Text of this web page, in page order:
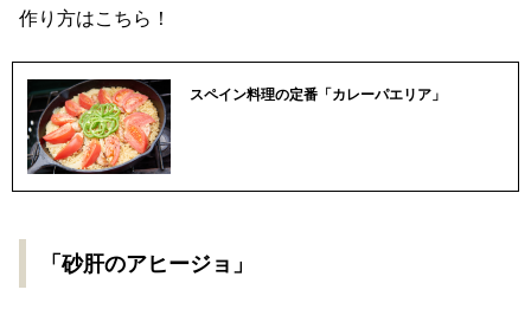
作り方はこちら！
スペイン料理の定番「カレーパエリア」
「砂肝のアヒージョ」